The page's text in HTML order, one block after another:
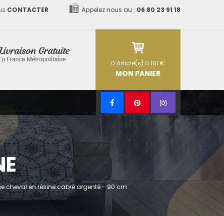
CONTACTER Appelez nous au : 06 80 23 91 18
0 Article(s) 0.00 €
MON PANIER
cheval en résine cabré argenté - 90 cm